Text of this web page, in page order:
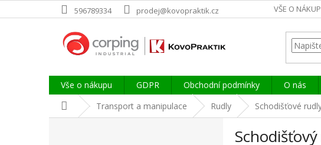
na
596789334 prodej@kovopraktik.cz VŠE O
Vše o nákupu GDPR Obchodní podmínky O nás
Domů Transport a manipulace Rudly Schodišťové